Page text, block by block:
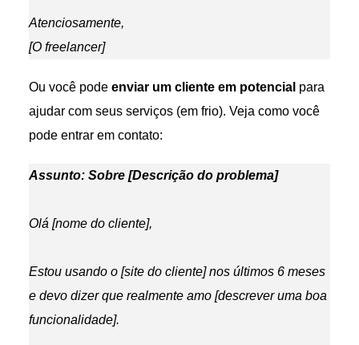
Atenciosamente,
[O freelancer]
Ou você pode enviar um cliente em potencial para
ajudar com seus serviços (em frio). Veja como você
pode entrar em contato:
Assunto: Sobre [Descrição do problema]
Olá [nome do cliente],
Estou usando o [site do cliente] nos últimos 6 meses
e devo dizer que realmente amo [descrever uma boa
funcionalidade].